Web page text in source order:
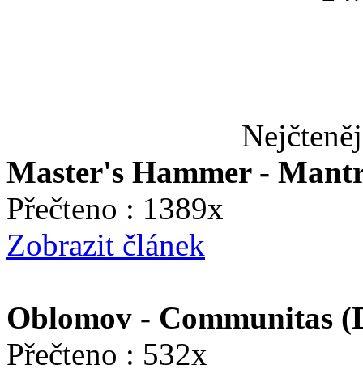
Master's Hammer -
Přečteno : 1389x
Zobrazit článek
Oblomov - Communitas
Přečteno : 532x